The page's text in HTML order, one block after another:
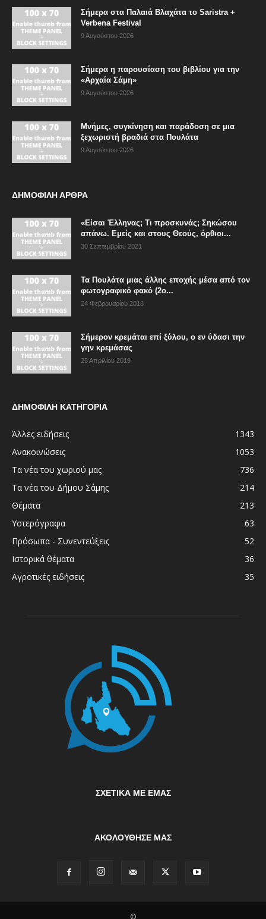
Σήμερα στα Παλαιά Βλαχάτα το Saristra +
Verbena Festival
9 Αυγούστου 2026
Σήμερα η παρουσίαση του βιβλίου για την
«Αρχαία Σάμη»
9 Αυγούστου 2026
Μνήμες, συγκίνηση και παράδοση σε μια
ξεχωριστή βραδιά στα Πουλάτα
9 Αυγούστου 2026
ΔΗΜΟΦΙΛΗ ΑΡΘΡΑ
«Είσαι Έλληνας; Τι προσκυνάς; Σηκώσου
απάνω. Εμείς και στους Θεούς, όρθιοι...
30 Σεπτεμβρίου 2021
Τα Πουλάτα μιας άλλης εποχής μέσα από τον
φωτογραφικό φακό (2ο...
24 Φεβρουαρίου 2018
Σήμερον κρεμάται επί ξύλου, ο εν ύδασι την
γην κρεμάσας
25 Απριλίου 2019
ΔΗΜΟΦΙΛΗ ΚΑΤΗΓΟΡΙΑ
Άλλες ειδήσεις
1343
Ανακοινώσεις
1053
Τα νέα του χωριού μας
736
Τα νέα του Δήμου Σάμης
214
Θέματα
213
Υστερόγραφα
63
Πρόσωπα - Συνεντεύξεις
52
Ιστορικά θέματα
36
Αγροτικές ειδήσεις
35
ΣΧΕΤΙΚΆ ΜΕ ΕΜΆΣ
ΑΚΟΛΟΥΘΗΣΕ ΜΑΣ
©